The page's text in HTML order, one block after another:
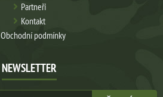
Partneři
Kontakt
Obchodní podmínky
NEWSLETTER